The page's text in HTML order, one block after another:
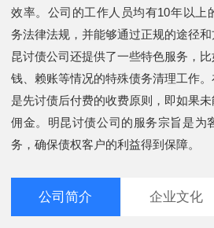
效率。公司的工作人员均有10年以上
务法律法规，并能够通过正规的途径
昆讨债公司还提供了一些特色服务，
钱、赖账等情况的特殊债务清理工作
是先讨债后付费的收费原则，即如果
佣金。明昆讨债公司的服务宗旨是为
务，确保债权客户的利益得到保障。
公司简介 企业文化